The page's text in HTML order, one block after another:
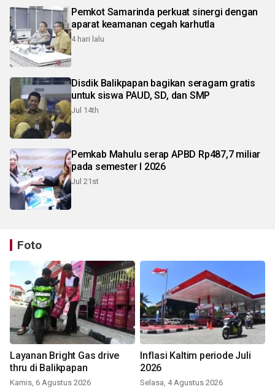
Pemkot Samarinda perkuat sinergi dengan
aparat keamanan cegah karhutla
4 hari lalu
Disdik Balikpapan bagikan seragam gratis
untuk siswa PAUD, SD, dan SMP
Jul 14th
Pemkab Mahulu serap APBD Rp487,7 miliar
pada semester I 2026
Jul 21st
Foto
Layanan Bright Gas drive
thru di Balikpapan
Kamis, 6 Agustus 2026
Inflasi Kaltim periode Juli
2026
Selasa, 4 Agustus 2026